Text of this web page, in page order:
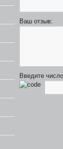
Ваш отзыв:
Введите